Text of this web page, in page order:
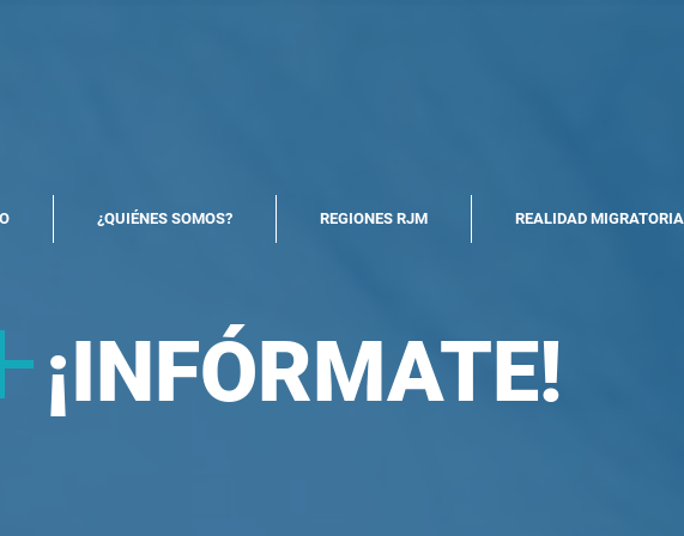
Infogram
¿QUIÉNES SOMOS? REGIONES RJM REALIDAD MIGRATORIA
¡INFÓRMATE!